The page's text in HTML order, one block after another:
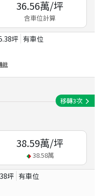
36.56萬/坪
含車位計算
坪 有車位
註
移轉3次
38.59萬/坪
38.58萬
坪 有車位